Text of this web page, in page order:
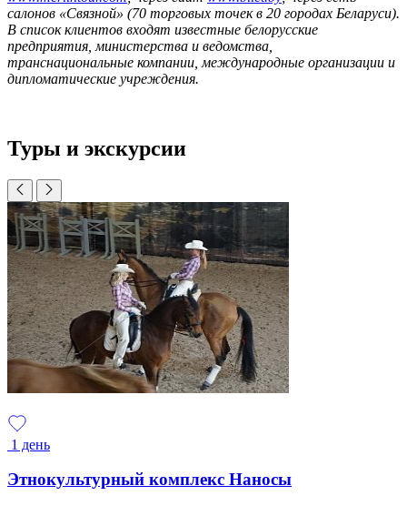
салонов «Связной» (70 торговых точек в 20 городах Беларуси).
В список клиентов входят известные белорусские
предприятия, министерства и ведомства,
транснациональные компании, международные организации и
дипломатические учреждения.
Туры и экскурсии
1 день
Этнокультурный комплекс Наносы